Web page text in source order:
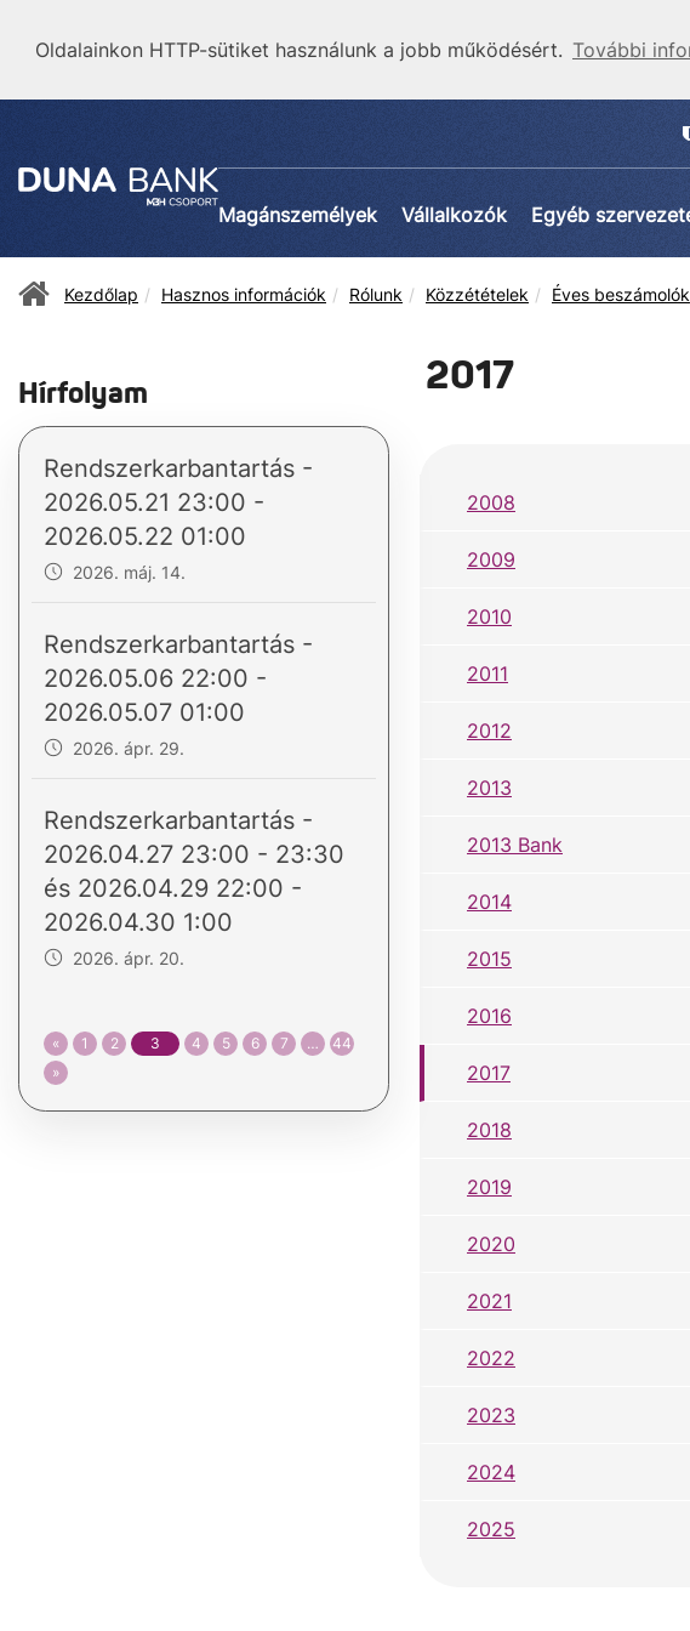
Oldalainkon HTTP-sütiket használunk a jobb működésért. További
Magánszemélyek Vállalkozók Egyéb
Kezdőlap Hasznos információk Rólunk Közzétételek Éves
2017
2008
2009
2010
2011
2012
2013
2013 Bank
2014
2015
2016
2017
2018
2019
2020
2021
2022
2023
2024
2025
Hírfolyam
Rendszerkarbantartás -
2026.05.21 23:00 -
2026.05.22 01:00
2026. máj. 14.
Rendszerkarbantartás -
2026.05.06 22:00 -
2026.05.07 01:00
2026. ápr. 29.
Rendszerkarbantartás -
2026.04.27 23:00 - 23:30
és 2026.04.29 22:00 -
2026.04.30 1:00
2026. ápr. 20.
« 1 2 3 4 5 6 7 …
44
»